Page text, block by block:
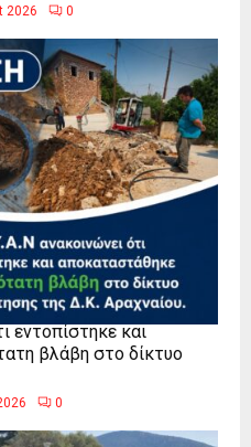
2026 0
εντοπίστηκε και
βλάβη στο δίκτυο
0